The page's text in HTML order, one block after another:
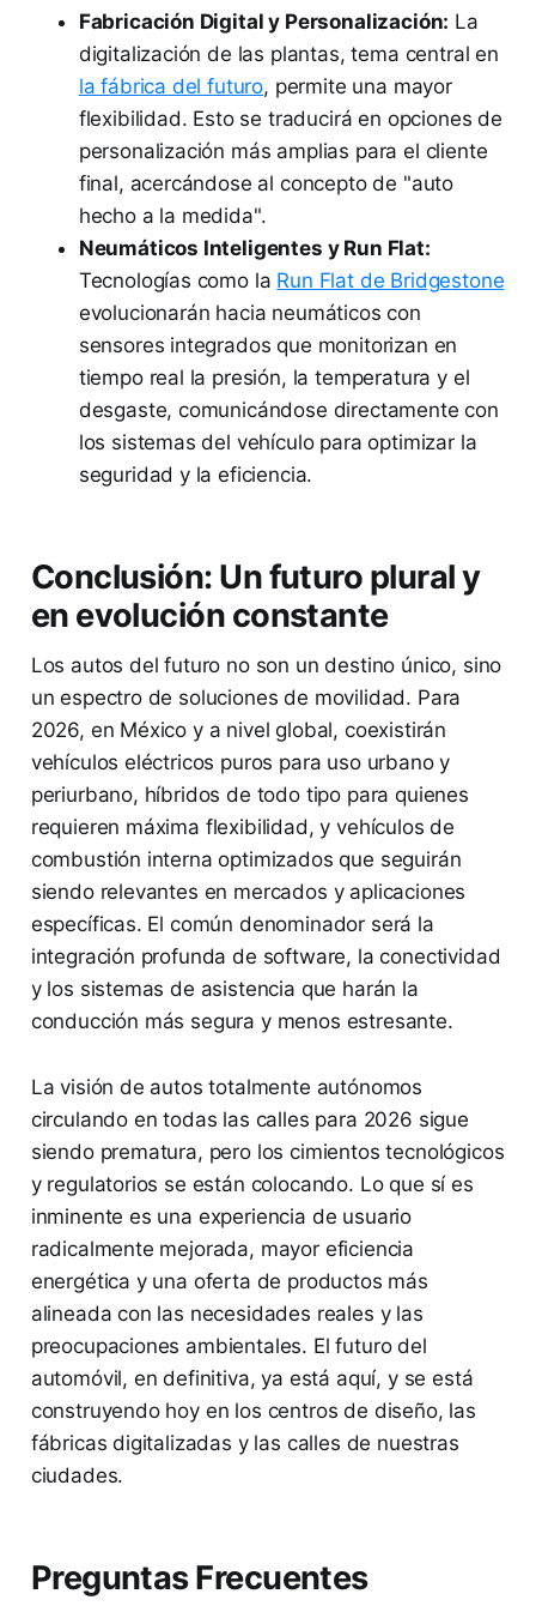
Fabricación Digital y Personalización: La
digitalización de las plantas, tema central en
la fábrica del futuro, permite una mayor
flexibilidad. Esto se traducirá en opciones de
personalización más amplias para el cliente
final, acercándose al concepto de "auto
hecho a la medida".
Neumáticos Inteligentes y Run Flat:
Tecnologías como la Run Flat de Bridgestone
evolucionarán hacia neumáticos con
sensores integrados que monitorizan en
tiempo real la presión, la temperatura y el
desgaste, comunicándose directamente con
los sistemas del vehículo para optimizar la
seguridad y la eficiencia.
Conclusión: Un futuro plural y
en evolución constante
Los autos del futuro no son un destino único, sino
un espectro de soluciones de movilidad. Para
2026, en México y a nivel global, coexistirán
vehículos eléctricos puros para uso urbano y
periurbano, híbridos de todo tipo para quienes
requieren máxima flexibilidad, y vehículos de
combustión interna optimizados que seguirán
siendo relevantes en mercados y aplicaciones
específicas. El común denominador será la
integración profunda de software, la conectividad
y los sistemas de asistencia que harán la
conducción más segura y menos estresante.
La visión de autos totalmente autónomos
circulando en todas las calles para 2026 sigue
siendo prematura, pero los cimientos tecnológicos
y regulatorios se están colocando. Lo que sí es
inminente es una experiencia de usuario
radicalmente mejorada, mayor eficiencia
energética y una oferta de productos más
alineada con las necesidades reales y las
preocupaciones ambientales. El futuro del
automóvil, en definitiva, ya está aquí, y se está
construyendo hoy en los centros de diseño, las
fábricas digitalizadas y las calles de nuestras
ciudades.
Preguntas Frecuentes